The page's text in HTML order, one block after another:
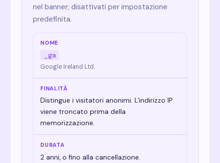
nel banner; disattivati per impostazione
predefinita.
_ga
Google Ireland Ltd.
Distingue i visitatori anonimi. L'indirizzo IP
viene troncato prima della
memorizzazione.
2 anni, o fino alla cancellazione.